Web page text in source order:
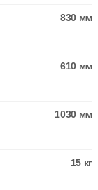
830 мм
610 мм
1030 мм
15 кг